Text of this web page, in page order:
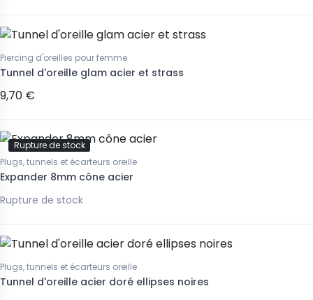
Piercing d'oreilles pour femme
Tunnel d'oreille glam acier et strass
9,70 €
Rupture de stock
Plugs, tunnels et écarteurs oreille
Expander 8mm cône acier
Rupture de stock
Plugs, tunnels et écarteurs oreille
Tunnel d'oreille acier doré ellipses noires